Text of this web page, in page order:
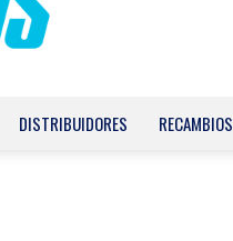
DISTRIBUIDORES RECAMBIOS